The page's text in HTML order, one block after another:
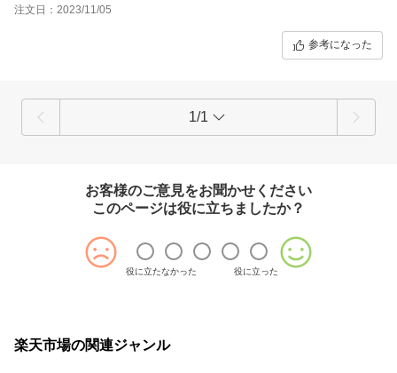
注文日：2023/11/05
参考になった
1/1
お客様のご意見をお聞かせください
このページは役に立ちましたか？
役に立たなかった 役に立った
楽天市場の関連ジャンル